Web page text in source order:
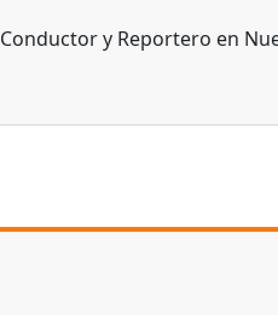
Conductor y Reportero en